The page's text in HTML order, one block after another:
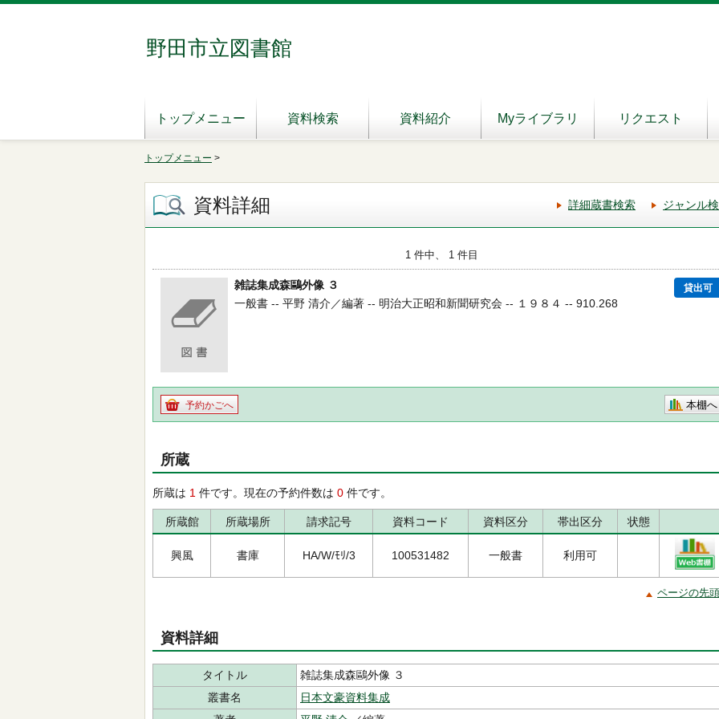
野田市立図書館
トップメニュー 資料検索 資料紹介 Myライブラリ リクエスト
トップメニュー >
資料詳細 詳細蔵書検索 ジャンル
1 件中、 1 件目
雑誌集成森鷗外像 ３ 貸出可
一般書 -- 平野 清介／編著 -- 明治大正昭和新聞研究会 -- １９８４ -- 910.268
予約かごへ 本棚へ
所蔵
所蔵は 1 件です。現在の予約件数は 0 件です。
所蔵館 所蔵場所 請求記号 資料コード 資料区分 帯出区分 状態
興風 書庫 HA/W/ﾓﾘ/3 100531482 一般書 利用可
ページの先
資料詳細
タイトル
雑誌集成森鷗外像 ３
叢書名
日本文豪資料集成